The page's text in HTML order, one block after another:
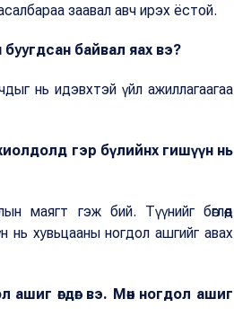
заавал авч ирэх ёстой.
байвал яах вэ?
нь идэвхтэй үйл ажиллагаагаа
гэр бүлийнх гишүүн нь
маягт гэж бий. Түүнийг бөглөөд
нь хувьцааны ногдол ашгийг авах
өгдөг вэ. Мөн ногдол ашиг